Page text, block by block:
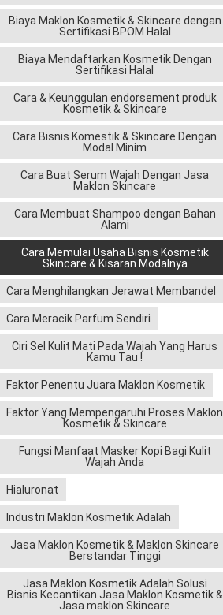
Biaya Maklon Kosmetik & Skincare dengan
Sertifikasi BPOM Halal
Biaya Mendaftarkan Kosmetik Dengan
Sertifikasi Halal
Cara & Keunggulan endorsement produk
Kosmetik & Skincare
Cara Bisnis Komestik & Skincare Dengan
Modal Minim
Cara Buat Serum Wajah Dengan Jasa
Maklon Skincare
Cara Membuat Shampoo dengan Bahan
Alami
Cara Memulai Usaha Bisnis Kosmetik
Skincare & Kisaran Modalnya
Cara Menghilangkan Jerawat Membandel
Cara Meracik Parfum Sendiri
Ciri Sel Kulit Mati Pada Wajah Yang Harus
Kamu Tau !
Faktor Penentu Juara Maklon Kosmetik
Faktor Yang Mempengaruhi Proses Maklon
Kosmetik & Skincare
Fungsi Manfaat Masker Kopi Bagi Kulit
Wajah Anda
Hialuronat
Industri Maklon Kosmetik Adalah
Jasa Maklon Kosmetik & Maklon Skincare
Berstandar Tinggi
Jasa Maklon Kosmetik Adalah Solusi
Bisnis Kecantikan Jasa Maklon Kosmetik &
Jasa maklon Skincare